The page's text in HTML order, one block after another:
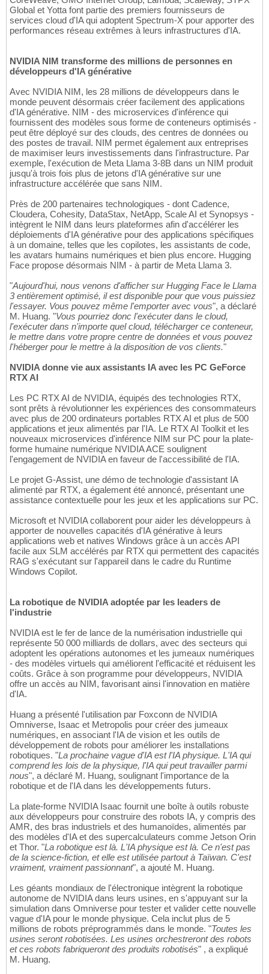
Global et Yotta font partie des premiers fournisseurs de
services cloud d'IA qui adoptent Spectrum-X pour apporter des
performances réseau extrêmes à leurs infrastructures d'IA.
NVIDIA NIM transforme des millions de personnes en
développeurs d'IA générative
Avec NVIDIA NIM, les 28 millions de développeurs dans le
monde peuvent désormais créer facilement des applications
d'IA générative. NIM - des microservices d'inférence qui
fournissent des modèles sous forme de conteneurs optimisés -
peut être déployé sur des clouds, des centres de données ou
des postes de travail. NIM permet également aux entreprises
de maximiser leurs investissements dans l'infrastructure. Par
exemple, l'exécution de Meta Llama 3-8B dans un NIM produit
jusqu'à trois fois plus de jetons d'IA générative sur une
infrastructure accélérée que sans NIM.
Près de 200 partenaires technologiques - dont Cadence,
Cloudera, Cohesity, DataStax, NetApp, Scale AI et Synopsys -
intègrent le NIM dans leurs plateformes afin d'accélérer les
déploiements d'IA générative pour des applications spécifiques
à un domaine, telles que les copilotes, les assistants de code,
les avatars humains numériques et bien plus encore. Hugging
Face propose désormais NIM - à partir de Meta Llama 3.
"Aujourd'hui, nous venons d'afficher sur Hugging Face le Llama
3 entièrement optimisé, il est disponible pour que vous puissiez
l'essayer. Vous pouvez même l'emporter avec vous", a déclaré
M. Huang. "Vous pourriez donc l'exécuter dans le cloud,
l'exécuter dans n'importe quel cloud, télécharger ce conteneur,
le mettre dans votre propre centre de données et vous pouvez
l'héberger pour le mettre à la disposition de vos clients."
NVIDIA donne vie aux assistants IA avec les PC GeForce
RTX AI
Les PC RTX AI de NVIDIA, équipés des technologies RTX,
sont prêts à révolutionner les expériences des consommateurs
avec plus de 200 ordinateurs portables RTX AI et plus de 500
applications et jeux alimentés par l'IA. Le RTX AI Toolkit et les
nouveaux microservices d'inférence NIM sur PC pour la plate-
forme humaine numérique NVIDIA ACE soulignent
l'engagement de NVIDIA en faveur de l'accessibilité de l'IA.
Le projet G-Assist, une démo de technologie d'assistant IA
alimenté par RTX, a également été annoncé, présentant une
assistance contextuelle pour les jeux et les applications sur PC.
Microsoft et NVIDIA collaborent pour aider les développeurs à
apporter de nouvelles capacités d'IA générative à leurs
applications web et natives Windows grâce à un accès API
facile aux SLM accélérés par RTX qui permettent des capacités
RAG s'exécutant sur l'appareil dans le cadre du Runtime
Windows Copilot.
La robotique de NVIDIA adoptée par les leaders de
l'industrie
NVIDIA est le fer de lance de la numérisation industrielle qui
représente 50 000 milliards de dollars, avec des secteurs qui
adoptent les opérations autonomes et les jumeaux numériques
- des modèles virtuels qui améliorent l'efficacité et réduisent les
coûts. Grâce à son programme pour développeurs, NVIDIA
offre un accès au NIM, favorisant ainsi l'innovation en matière
d'IA.
Huang a présenté l'utilisation par Foxconn de NVIDIA
Omniverse, Isaac et Metropolis pour créer des jumeaux
numériques, en associant l'IA de vision et les outils de
développement de robots pour améliorer les installations
robotiques. "La prochaine vague d'IA est l'IA physique. L'IA qui
comprend les lois de la physique, l'IA qui peut travailler parmi
nous", a déclaré M. Huang, soulignant l'importance de la
robotique et de l'IA dans les développements futurs.
La plate-forme NVIDIA Isaac fournit une boîte à outils robuste
aux développeurs pour construire des robots IA, y compris des
AMR, des bras industriels et des humanoïdes, alimentés par
des modèles d'IA et des supercalculateurs comme Jetson Orin
et Thor. "La robotique est là. L'IA physique est là. Ce n'est pas
de la science-fiction, et elle est utilisée partout à Taïwan. C'est
vraiment, vraiment passionnant", a ajouté M. Huang.
Les géants mondiaux de l'électronique intègrent la robotique
autonome de NVIDIA dans leurs usines, en s'appuyant sur la
simulation dans Omniverse pour tester et valider cette nouvelle
vague d'IA pour le monde physique. Cela inclut plus de 5
millions de robots préprogrammés dans le monde. "Toutes les
usines seront robotisées. Les usines orchestreront des robots
et ces robots fabriqueront des produits robotisés" , a expliqué
M. Huang.